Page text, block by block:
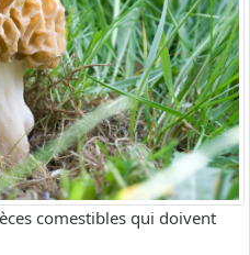
comestibles qui doivent